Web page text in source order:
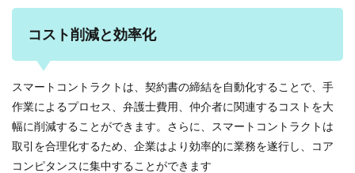
コスト削減と効率化
スマートコントラクトは、契約書の締結を自動化することで、手
作業によるプロセス、弁護士費用、仲介者に関連するコストを大
幅に削減することができます。さらに、スマートコントラクトは
取引を合理化するため、企業はより効率的に業務を遂行し、コア
コンピタンスに集中することができます